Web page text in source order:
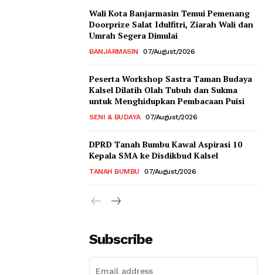
Wali Kota Banjarmasin Temui Pemenang
Doorprize Salat Idulfitri, Ziarah Wali dan
Umrah Segera Dimulai
BANJARMASIN 07/August/2026
Peserta Workshop Sastra Taman Budaya
Kalsel Dilatih Olah Tubuh dan Sukma
untuk Menghidupkan Pembacaan Puisi
SENI & BUDAYA 07/August/2026
DPRD Tanah Bumbu Kawal Aspirasi 10
Kepala SMA ke Disdikbud Kalsel
TANAH BUMBU 07/August/2026
Subscribe